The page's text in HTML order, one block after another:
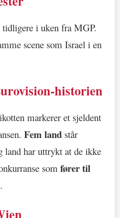
tidligere i uken fra MGP.
scene som Israel i en
historien
markerer et sjeldent
Fem land står
land har uttrykt at de ikke
som fører til
.